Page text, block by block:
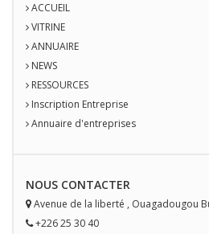
ACCUEIL
VITRINE
ANNUAIRE
NEWS
RESSOURCES
Inscription Entreprise
Annuaire d'entreprises
NOUS CONTACTER
Avenue de la liberté , Ouagadougou
+226 25 30 40